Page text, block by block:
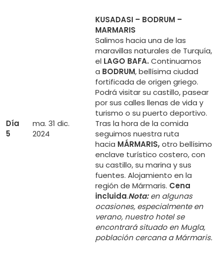
Día
5
ma. 31 dic.
2024
KUSADASI – BODRUM –
MARMARIS
Salimos hacia una de las
maravillas naturales de Turquía,
el LAGO BAFA. Continuamos
a BODRUM, bellísima ciudad
fortificada de origen griego.
Podrá visitar su castillo, pasear
por sus calles llenas de vida y
turismo o su puerto deportivo.
Tras la hora de la comida
seguimos nuestra ruta
hacia MÁRMARIS,otro bellísimo
enclave turístico costero, con
su castillo, su marina y sus
fuentes. Alojamiento en la
región de Mármaris. Cena
incluida.Nota:en algunas
ocasiones, especialmente en
verano, nuestro hotel se
encontrará situado en Mugla,
población cercana a Mármaris.